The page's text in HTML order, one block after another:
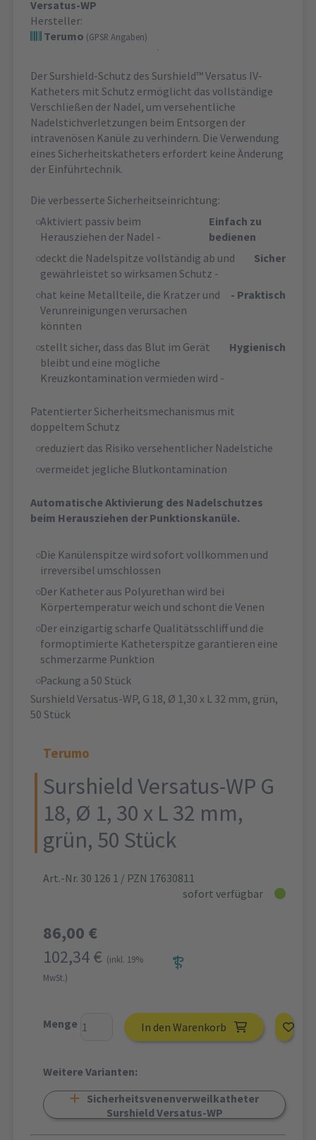
Versatus-WP
Hersteller:
Terumo (GPSR Angaben)
Der Surshield-Schutz des Surshield™ Versatus IV-
Katheters mit Schutz ermöglicht das vollständige
Verschließen der Nadel, um versehentliche
Nadelstichverletzungen beim Entsorgen der
intravenösen Kanüle zu verhindern. Die Verwendung
eines Sicherheitskatheters erfordert keine Änderung
der Einführtechnik.
Die verbesserte Sicherheitseinrichtung:
Aktiviert passiv beim
Herausziehen der Nadel -
Einfach zu
bedienen
deckt die Nadelspitze vollständig ab und
gewährleistet so wirksamen Schutz -
Sicher
hat keine Metallteile, die Kratzer und
Verunreinigungen verursachen
könnten
- Praktisch
stellt sicher, dass das Blut im Gerät
bleibt und eine mögliche
Kreuzkontamination vermieden wird -
Hygienisch
Patentierter Sicherheitsmechanismus mit
doppeltem Schutz
reduziert das Risiko versehentlicher Nadelstiche
vermeidet jegliche Blutkontamination
Automatische Aktivierung des Nadelschutzes
beim Herausziehen der Punktionskanüle.
Die Kanülenspitze wird sofort vollkommen und
irreversibel umschlossen
Der Katheter aus Polyurethan wird bei
Körpertemperatur weich und schont die Venen
Der einzigartig scharfe Qualitätsschliff und die
formoptimierte Katheterspitze garantieren eine
schmerzarme Punktion
Packung a 50 Stück
Surshield Versatus-WP, G 18, Ø 1,30 x L 32 mm, grün,
50 Stück
Terumo
Surshield Versatus-WP G
18, Ø 1, 30 x L 32 mm,
grün, 50 Stück
Art.-Nr. 30 126 1 / PZN 17630811
sofort verfügbar
86,00 €
102,34 € (inkl. 19%
MwSt.)
Menge In den Warenkorb
Weitere Varianten:
Sicherheitsvenenverweilkatheter
Surshield Versatus-WP